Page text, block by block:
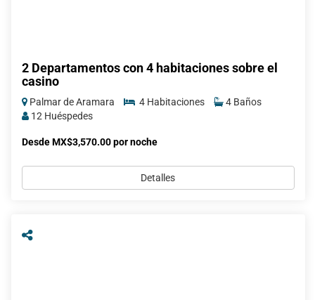
2 Departamentos con 4 habitaciones sobre el
casino
Palmar de Aramara 4 Habitaciones
4 Baños
12 Huéspedes
Desde MX$3,570.00 por noche
Detalles